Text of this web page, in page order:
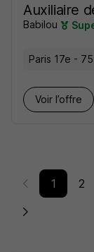
Auxiliaire
Babilou
Paris 17e - 75
Voir l’offre
1 2